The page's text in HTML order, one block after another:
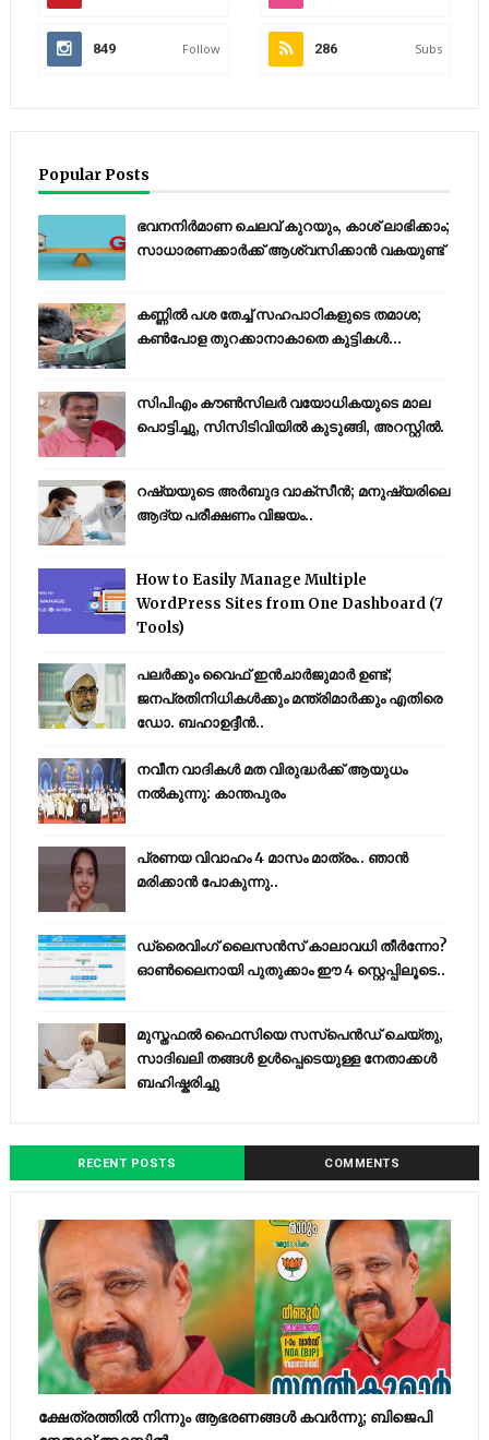
849 Follow 286 Subs
Popular Posts
ഭവനനിർമാണ ചെലവ് കുറയും, കാശ് ലാഭിക്കാം;
സാധാരണക്കാർക്ക് ആശ്വസിക്കാൻ വകയുണ്ട്
കണ്ണിൽ പശ തേച്ച് സഹപാഠികളുടെ തമാശ;
കൺപോള തുറക്കാനാകാതെ കുട്ടികൾ...
സിപിഎം കൗണ്‍സിലര്‍ വയോധികയുടെ മാല
പൊട്ടിച്ചു, സിസിടിവിയില്‍ കുടുങ്ങി, അറസ്റ്റില്‍.
റഷ്യയുടെ അര്‍ബുദ വാക്‌സീന്‍; മനുഷ്യരിലെ
ആദ്യ പരീക്ഷണം വിജയം..
How to Easily Manage Multiple
WordPress Sites from One Dashboard (7
Tools)
പലർക്കും വൈഫ് ഇൻചാർജുമാർ ഉണ്ട്;
ജനപ്രതിനിധികൾക്കും മന്ത്രിമാർക്കും എതിരെ
ഡോ. ബഹാഉദ്ദീൻ..
നവീന വാദികൾ മത വിരുദ്ധർക്ക് ആയുധം
നൽകുന്നു: കാന്തപുരം
പ്രണയ വിവാഹം 4 മാസം മാത്രം.. ഞാൻ
മരിക്കാൻ പോകുന്നു..
ഡ്രൈവിംഗ് ലൈസൻസ് കാലാവധി തീർന്നോ?
ഓൺലൈനായി പുതുക്കാം ഈ 4 സ്റ്റെപ്പിലൂടെ..
മുസ്തഫൽ ഫൈസിയെ സസ്‌പെൻഡ് ചെയ്തു,
സാദിഖലി തങ്ങൾ ഉൾപ്പെടെയുള്ള നേതാക്കൾ
ബഹിഷ്കരിച്ചു
RECENT POSTS COMMENTS
ക്ഷേത്രത്തിൽ നിന്നും ആഭരണങ്ങൾ കവർന്നു; ബിജെപി